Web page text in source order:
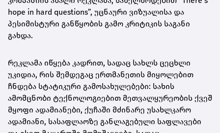
hope in hard questions”, უცნაური ვიზუალისა და
პესიმისტური განწყობის გამო კრიტიკის საგანი
გახდა.
რეკლამა იწყება კადრით, სადაც სახლს ცეცხლი
უკიდია, რის შემდეგაც ერთმანეთის მიყოლებით
ჩნდება სტატიკური გამოსახულებები: სახის
ამომცნობი ტექნოლოგიებით მეთვალყურეობის ქვეშ
მყოფი ადამიანები, ქუჩაში მძინარე უსახლკარო
ადამიანი, სასაფლაოზე განლაგებული საფლავები